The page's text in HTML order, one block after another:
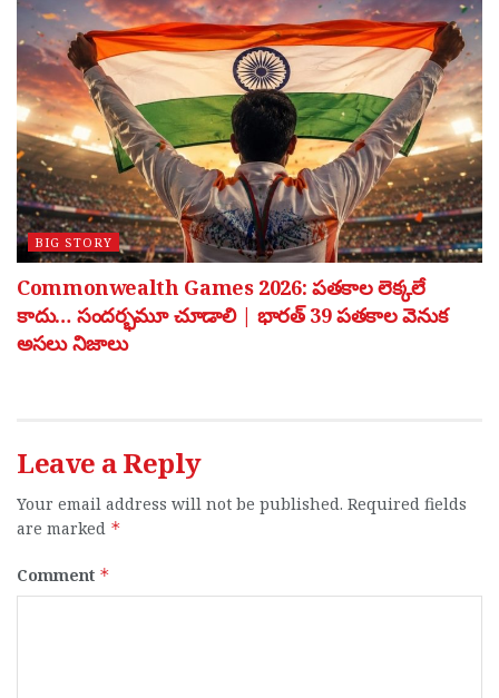
BIG STORY
Commonwealth Games 2026: పతకాల లెక్కలే
కాదు… సందర్భమూ చూడాలి | భారత్ 39 పతకాల వెనుక
అసలు నిజాలు
Leave a Reply
Your email address will not be published. Required fields
are marked *
Comment *